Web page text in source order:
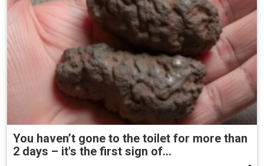
You haven’t gone to the toilet for more than
2 days – it's the first sign of...